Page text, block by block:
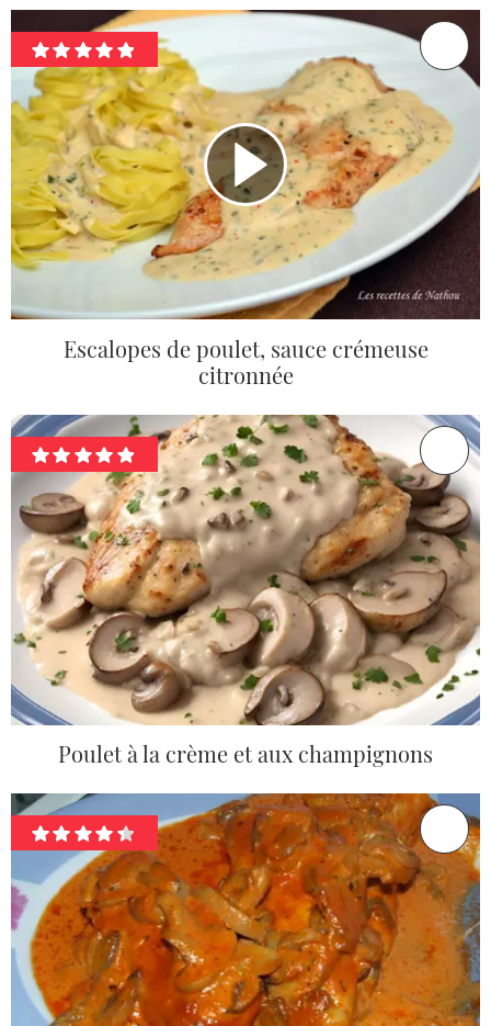
Escalopes de poulet, sauce crémeuse
citronnée
Poulet à la crème et aux champignons